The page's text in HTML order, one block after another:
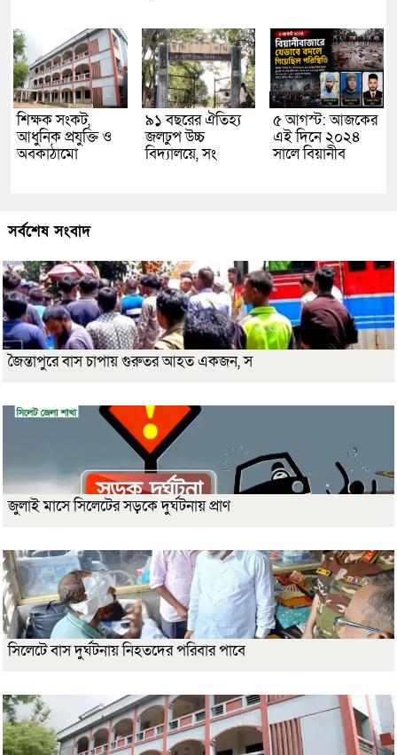
শিক্ষক সংকট,
আধুনিক প্রযুক্তি ও
অবকাঠামো
৯১ বছরের ঐতিহ্য
জলঢুপ উচ্চ
বিদ্যালয়ে, সং
৫ আগস্ট: আজকের
এই দিনে ২০২৪
সালে বিয়ানীব
সর্বশেষ সংবাদ
জৈন্তাপুরে বাস চাপায় গুরুতর আহত একজন, স
জুলাই মাসে সিলেটের সড়কে দুর্ঘটনায় প্রাণ
সিলেটে বাস দুর্ঘটনায় নিহতদের পরিবার পাবে